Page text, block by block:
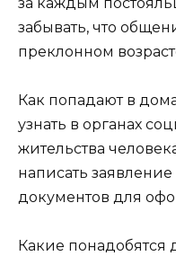
забывать, что
преклонном
Как попадают в
узнать в органах
жительства
написать
документов для
Какие понадобятся